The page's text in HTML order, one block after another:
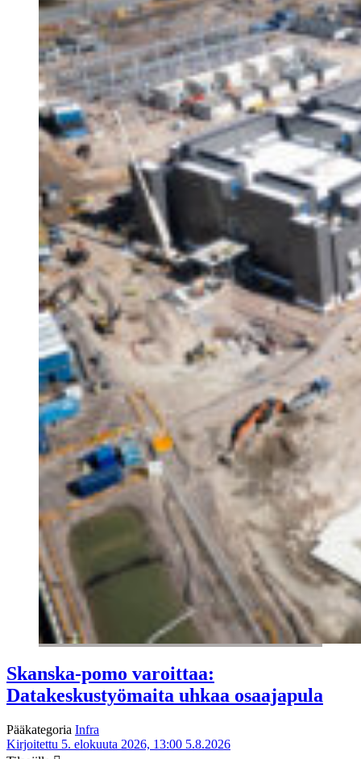
Skanska-pomo varoittaa:
Datakeskustyömaita uhkaa osaajapula
Pääkategoria Infra
Kirjoitettu 5. elokuuta 2026, 13:00 5.8.2026